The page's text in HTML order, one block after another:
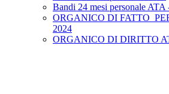
Bandi 24 mesi personale
ORGANICO DI
2024
ORGANICO DI DIRITTO